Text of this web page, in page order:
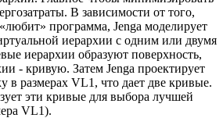
В зависимости от того,
программа, Jenga моделирует
иерархии с одним или двумя
иерархии образуют поверхность,
- кривую. Затем Jenga проектирует
в размерах VL1, что дает две кривые.
эти кривые для выбора лучшей
VL1).